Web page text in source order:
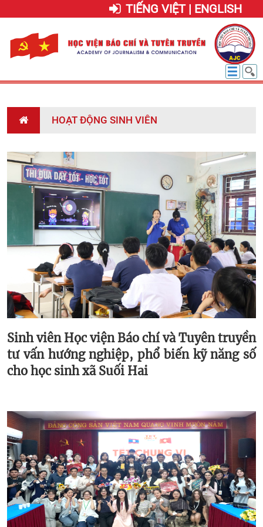
TIẾNG VIỆT | ENGLISH
HOẠT ĐỘNG SINH VIÊN
Sinh viên Học viện Báo chí và Tuyên truyền
tư vấn hướng nghiệp, phổ biến kỹ năng số
cho học sinh xã Suối Hai